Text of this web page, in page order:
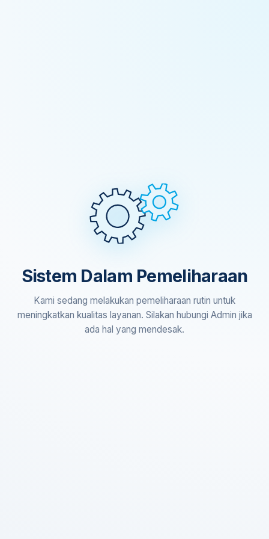
Sistem Dalam Pemeliharaan
Kami sedang melakukan pemeliharaan rutin untuk
meningkatkan kualitas layanan. Silakan hubungi Admin jika
ada hal yang mendesak.